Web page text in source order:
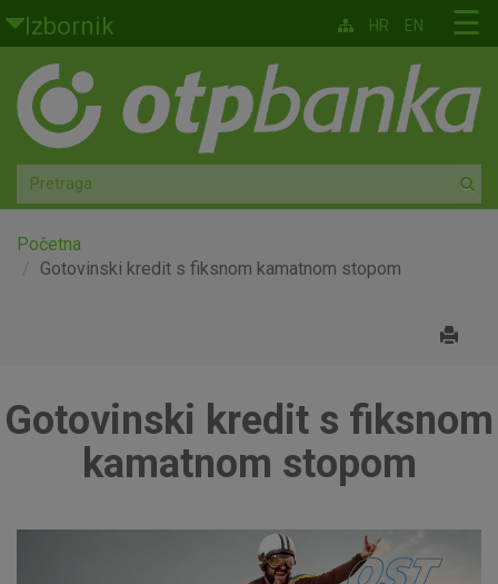
Skoči na glavni sadržaj
Izbornik
Građani
Privatno bankarstvo
Agro
Mala poduzeća i obrtnici
Faktoring
☰
HR EN
Početna
Gotovinski kredit s fiksnom kamatnom stopom
Gotovinski kredit s fiksnom
kamatnom stopom